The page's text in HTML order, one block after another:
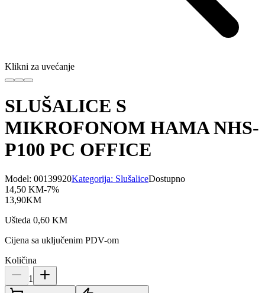
Klikni za uvećanje
SLUŠALICE S
MIKROFONOM HAMA NHS-
P100 PC OFFICE
Model: 00139920Kategorija: SlušaliceDostupno
14,50 KM-7%
13,90KM
Ušteda 0,60 KM
Cijena sa uključenim PDV-om
Količina
1